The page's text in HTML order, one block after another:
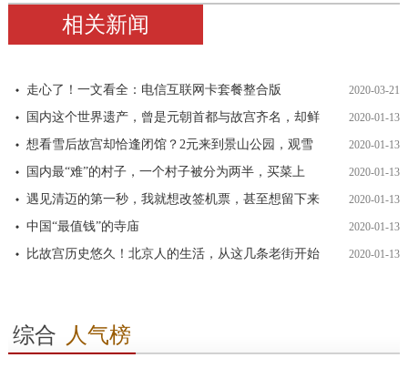
相关新闻
走心了！一文看全：电信互联网卡套餐整合版 2020-03-21
国内这个世界遗产，曾是元朝首都与故宫齐名，却鲜 2020-01-13
想看雪后故宫却恰逢闭馆？2元来到景山公园，观雪 2020-01-13
国内最“难”的村子，一个村子被分为两半，买菜上 2020-01-13
遇见清迈的第一秒，我就想改签机票，甚至想留下来 2020-01-13
中国“最值钱”的寺庙 2020-01-13
比故宫历史悠久！北京人的生活，从这几条老街开始 2020-01-13
综合 人气榜